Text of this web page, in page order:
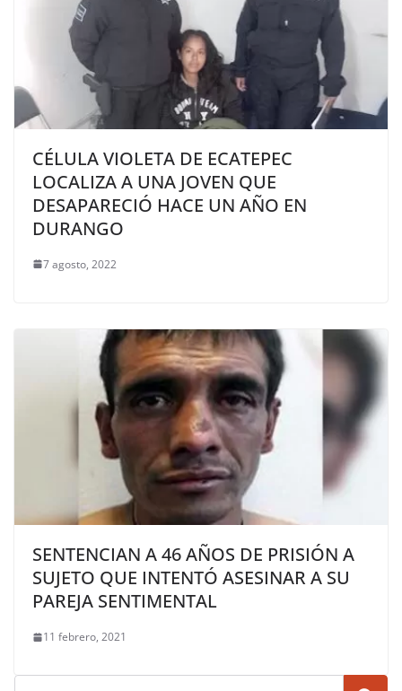
CÉLULA VIOLETA DE ECATEPEC
LOCALIZA A UNA JOVEN QUE
DESAPARECIÓ HACE UN AÑO EN
DURANGO
7 agosto, 2022
SENTENCIAN A 46 AÑOS DE PRISIÓN A
SUJETO QUE INTENTÓ ASESINAR A SU
PAREJA SENTIMENTAL
11 febrero, 2021